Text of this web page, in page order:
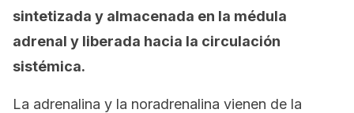
sintetizada y almacenada en la médula
adrenal y liberada hacia la circulación
sistémica.
La adrenalina y la noradrenalina vienen de la